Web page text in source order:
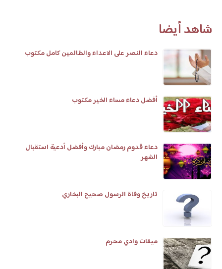
شاهد أيضا
دعاء النصر على الاعداء والظالمين كامل مكتوب
أفضل دعاء مساء الخير مكتوب
دعاء قدوم رمضان مبارك وأفضل أدعية استقبال
الشهر
تاريخ وفاة الرسول صحيح البخاري
ميقات وادي محرم